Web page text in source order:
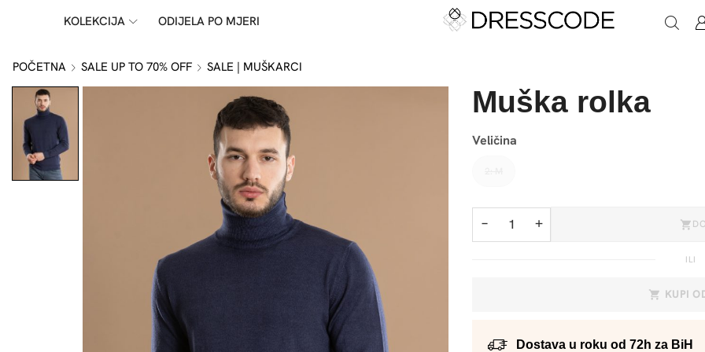
KOLEKCIJA ODIJELA PO MJERI
POČETNA SALE UP TO 70% OFF SALE | MUŠKARCI
Muška rolka
Veličina
− +
ILI
KUPI
Dostava u roku od 72h za BiH